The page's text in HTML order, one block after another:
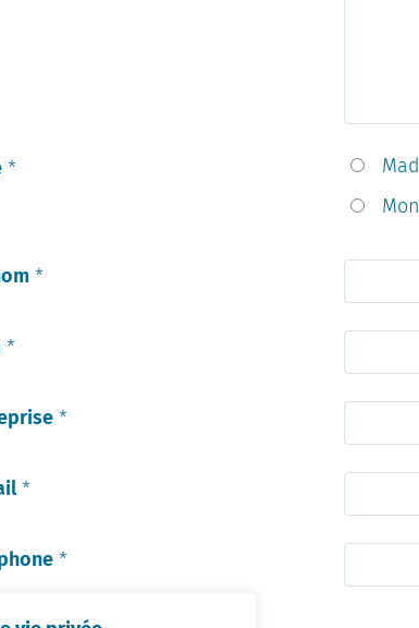
*
*
*
*
*
*